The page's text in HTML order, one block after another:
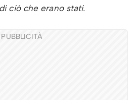
ciò che erano stati.
PUBBLICITÀ